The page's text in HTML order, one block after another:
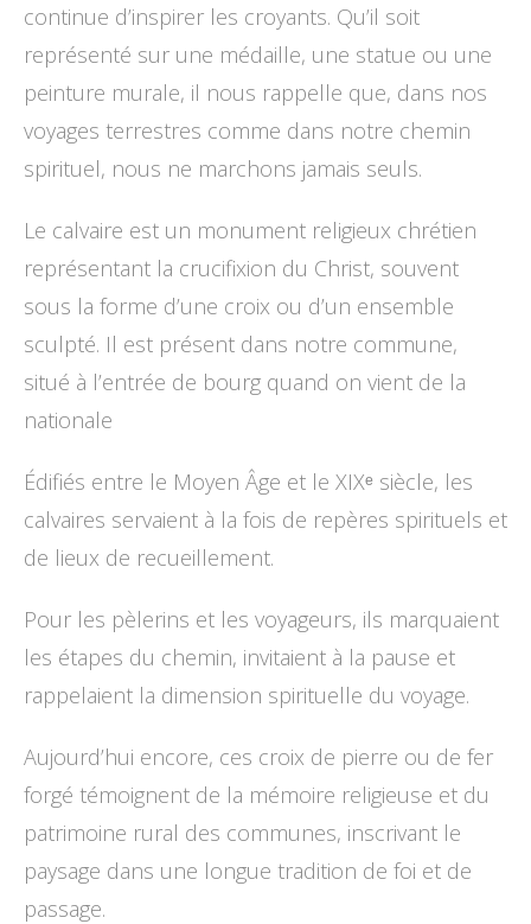
continue d’inspirer les croyants. Qu’il soit
représenté sur une médaille, une statue ou une
peinture murale, il nous rappelle que, dans nos
voyages terrestres comme dans notre chemin
spirituel, nous ne marchons jamais seuls.
Le calvaire est un monument religieux chrétien
représentant la crucifixion du Christ, souvent
sous la forme d’une croix ou d’un ensemble
sculpté. Il est présent dans notre commune,
situé à l’entrée de bourg quand on vient de la
nationale
Édifiés entre le Moyen Âge et le XIXᵉ siècle, les
calvaires servaient à la fois de repères spirituels et
de lieux de recueillement.
Pour les pèlerins et les voyageurs, ils marquaient
les étapes du chemin, invitaient à la pause et
rappelaient la dimension spirituelle du voyage.
Aujourd’hui encore, ces croix de pierre ou de fer
forgé témoignent de la mémoire religieuse et du
patrimoine rural des communes, inscrivant le
paysage dans une longue tradition de foi et de
passage.